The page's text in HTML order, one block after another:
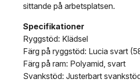
sittande på arbetsplatsen.
Specifikationer
Ryggstöd: Klädsel
Färg på ryggstöd: Lucia svart
Färg på ram: Polyamid, svart
Svankstöd: Justerbart